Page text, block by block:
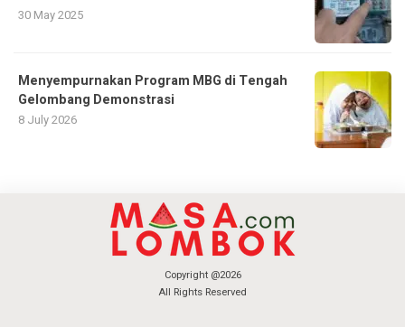
30 May 2025
Menyempurnakan Program MBG di Tengah
Gelombang Demonstrasi
8 July 2026
Copyright @2026
All Rights Reserved